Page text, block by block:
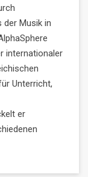
der Musik in
internationaler
Unterricht,
er